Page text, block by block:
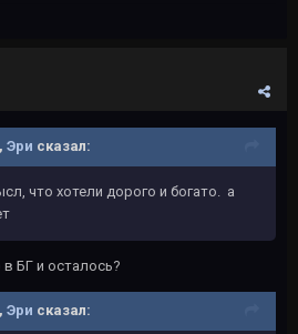
Эри сказал:
что хотели дорого и богато. а
БГ и осталось?
Эри сказал: